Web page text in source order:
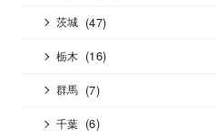
茨城 (47)
栃木 (16)
群馬 (7)
千葉 (6)